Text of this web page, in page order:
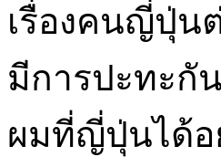
เรื่องคนญี่ปุ่น
มีการปะทะกั
ผมที่ญี่ปุ่นได้อ